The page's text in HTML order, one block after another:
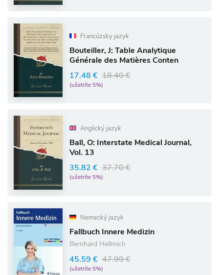
Francúzsky jazyk
Bouteiller, J: Table Analytique
Générale des Matières Conten
17.48 € 18.40 €
(ušetríte 5%)
Anglický jazyk
Ball, O: Interstate Medical Journal,
Vol. 13
35.82 € 37.70 €
(ušetríte 5%)
Nemecký jazyk
Fallbuch Innere Medizin
Bernhard Hellmich
45.59 € 47.99 €
(ušetríte 5%)